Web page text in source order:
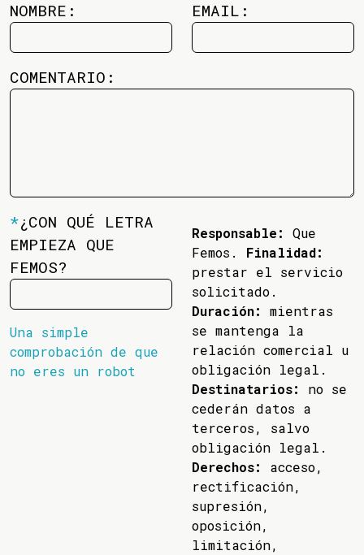
NOMBRE: EMAIL:
COMENTARIO:
*¿CON QUÉ LETRA
EMPIEZA QUE
FEMOS?
Una simple
comprobación de que
no eres un robot
Responsable:
Que
Femos. Finalidad:
prestar el servicio
solicitado.
Duración:
mientras
se mantenga la
relación comercial u
obligación legal.
Destinatarios:
no se
cederán datos a
terceros, salvo
obligación legal.
Derechos:
acceso,
rectificación,
supresión,
oposición,
limitación,